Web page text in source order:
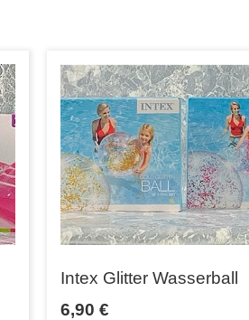
Intex Glitter Wasserball
6,90 €